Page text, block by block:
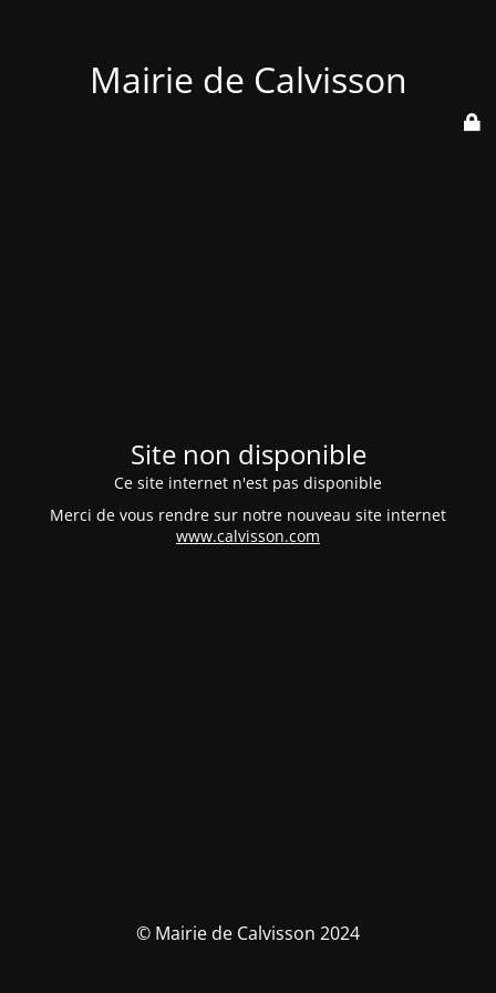
Mairie de Calvisson
Site non disponible
Ce site internet n'est pas disponible
Merci de vous rendre sur notre nouveau site internet
www.calvisson.com
© Mairie de Calvisson 2024